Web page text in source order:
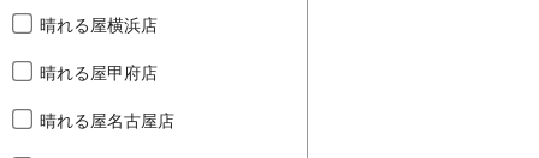
晴れる屋横浜店
晴れる屋甲府店
晴れる屋名古屋店